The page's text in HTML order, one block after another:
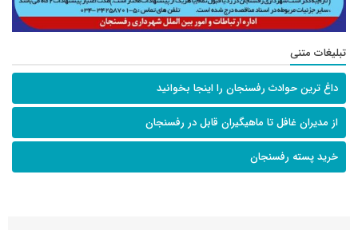
تبلیغات متنی
داغ ترین حوادث رفسنجان را اینجا بخوانید
از مدیران غافل تا ماهیگیران قابل در رفسنجان
خرید پسته رفسنجان